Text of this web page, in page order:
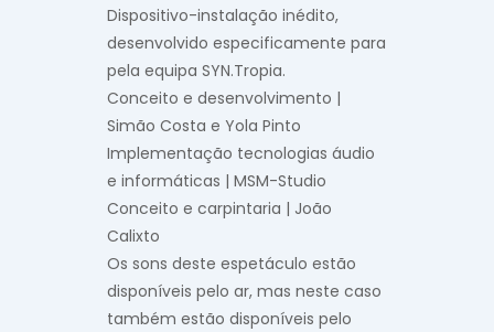
Dispositivo-instalação inédito,
desenvolvido especificamente para
pela equipa SYN.Tropia.
Conceito e desenvolvimento |
Simão Costa e Yola Pinto
Implementação tecnologias áudio
e informáticas | MSM-Studio
Conceito e carpintaria | João
Calixto
Os sons deste espetáculo estão
disponíveis pelo ar, mas neste caso
também estão disponíveis pelo